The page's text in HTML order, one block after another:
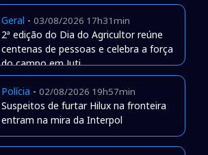
Geral - 03/08/2026 17h31min
2ª edição do Dia do Agricultor reúne
centenas de pessoas e celebra a força
do campo em Juti
Polícia - 02/08/2026 19h57min
Suspeitos de furtar Hilux na fronteira
entram na mira da Interpol